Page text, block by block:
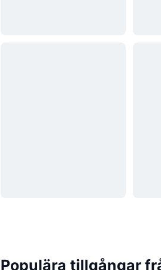
Populära tillgångar